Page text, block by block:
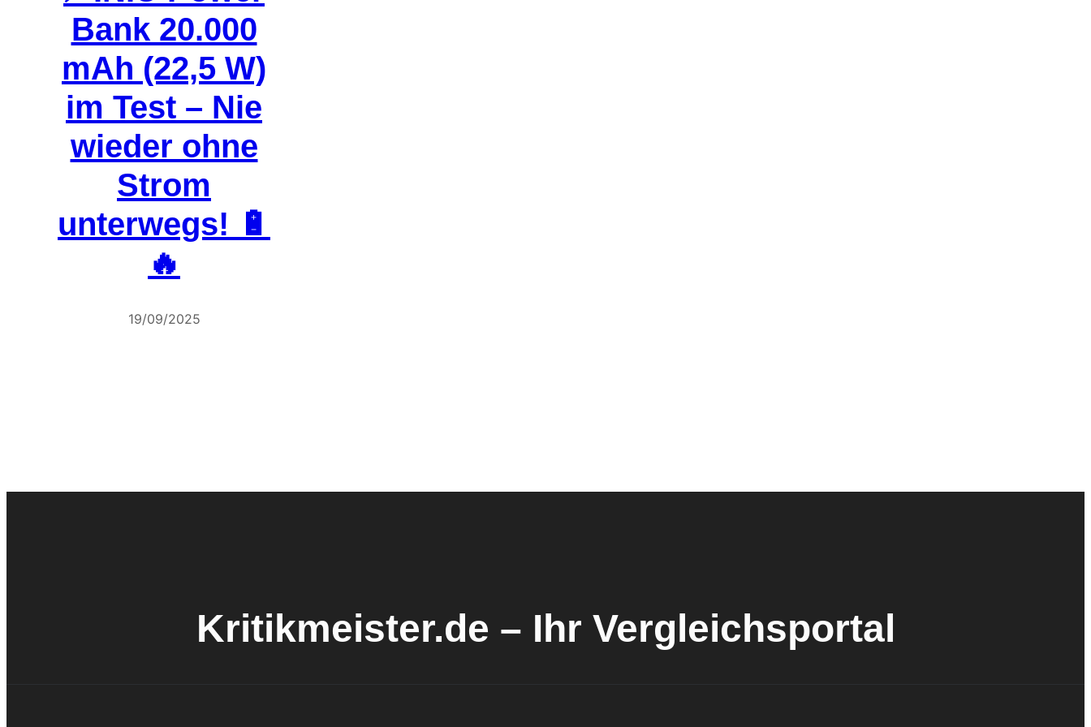
Bank 20.000
mAh (22,5 W)
im Test – Nie
wieder ohne
Strom
unterwegs! 🔋
🔥
19/09/2025
Kritikmeister.de – Ihr Vergleichsportal